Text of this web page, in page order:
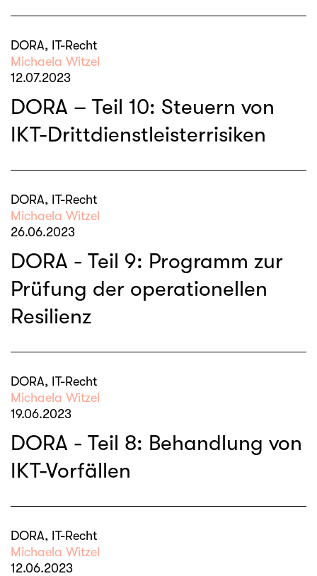
DORA, IT-Recht
Michaela Witzel
12.07.2023
DORA – Teil 10: Steuern von
IKT-Drittdienstleisterrisiken
DORA, IT-Recht
Michaela Witzel
26.06.2023
DORA - Teil 9: Programm zur
Prüfung der operationellen
Resilienz
DORA, IT-Recht
Michaela Witzel
19.06.2023
DORA - Teil 8: Behandlung von
IKT-Vorfällen
DORA, IT-Recht
Michaela Witzel
12.06.2023